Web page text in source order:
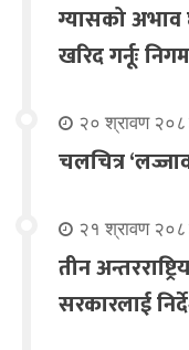
ग्यासको
खरिद गर्नूः निगम
२० श्रावण
चलचित्र
२१ श्रावण
तीन
सरकारलाई